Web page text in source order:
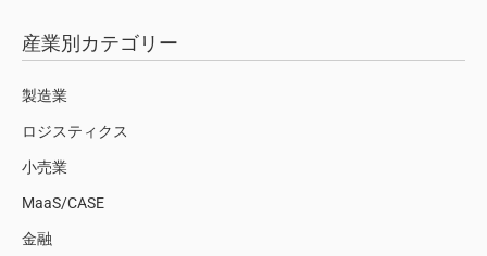
産業別カテゴリー
製造業
ロジスティクス
小売業
MaaS/CASE
金融